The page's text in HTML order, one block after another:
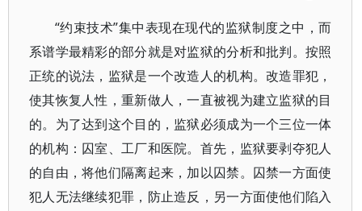
“约束技术”集中表现在现代的监狱制度之中，而
系谱学最精彩的部分就是对监狱的分析和批判。按照
正统的说法，监狱是一个改造人的机构。改造罪犯，
使其恢复人性，重新做人，一直被视为建立监狱的目
的。为了达到这个目的，监狱必须成为一个三位一体
的机构：囚室、工厂和医院。首先，监狱要剥夺犯人
的自由，将他们隔离起来，加以囚禁。囚禁一方面使
犯人无法继续犯罪，防止造反，另一方面使他们陷入